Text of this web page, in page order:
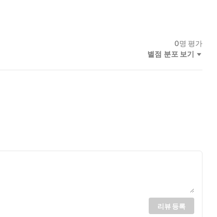
0명 평가
별점 분포 보기
리뷰 등록